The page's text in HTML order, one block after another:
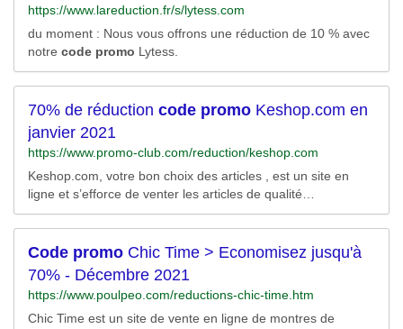
https://www.lareduction.fr/s/lytess.com
du moment : Nous vous offrons une réduction de 10 % avec
notre code promo Lytess.
70% de réduction code promo Keshop.com en
janvier 2021
https://www.promo-club.com/reduction/keshop.com
Keshop.com, votre bon choix des articles , est un site en
ligne et s’efforce de venter les articles de qualité
exceptionnele. Keshop.com vous présente une large gamme
de produits indispensables pour votre vie. Vous pouvez
facilement trouvez presque tous les produits dont vous avez
besoin. Sélectionnez les articles dont vous...
Code promo Chic Time > Economisez jusqu'à
70% - Décembre 2021
https://www.poulpeo.com/reductions-chic-time.htm
Chic Time est un site de vente en ligne de montres de